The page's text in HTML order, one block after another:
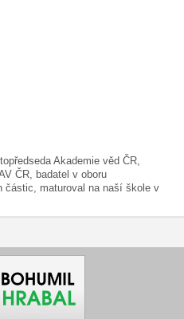
Akademie věd ČR,
ČR, badatel v oboru
částic, maturoval na naší škole v